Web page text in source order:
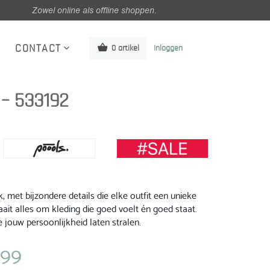
Zowel online als offline shoppen.
CONTACT 0 artikel Inloggen
533192
met bijzondere details die elke outfit een unieke
alles om kleding die goed voelt én goed staat.
jouw persoonlijkheid laten stralen.